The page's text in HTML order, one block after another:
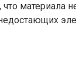
материала